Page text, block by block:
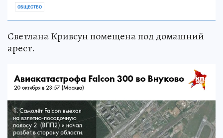
ОБЩЕСТВО
Светлана Кривсун помещена под домашний
арест.